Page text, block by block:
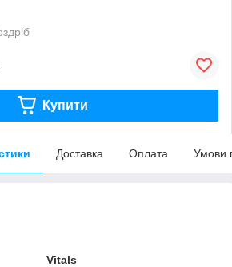
Купити
Доставка Оплата Умови
Vitals